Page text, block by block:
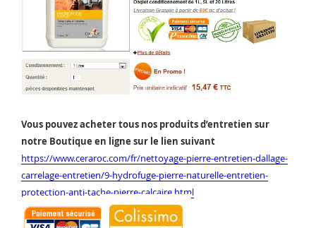
Vous pouvez acheter tous nos produits d’entretien sur
notre Boutique en ligne sur le lien suivant
https://www.ceraroc.com/fr/nettoyage-pierre-entretien-dallage-
carrelage-entretien/9-hydrofuge-pierre-naturelle-entretien-
protection-anti-tache-pierre-calcaire.html